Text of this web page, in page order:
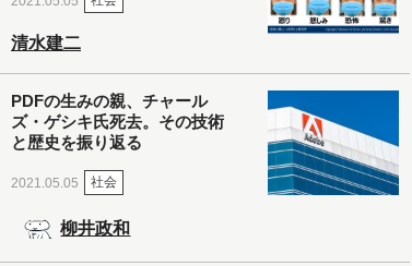
清水建二
PDFの生みの親、チャール
ズ・ゲシキ氏死去。その技術
と歴史を振り返る
2021.05.05 社会
柳井政和